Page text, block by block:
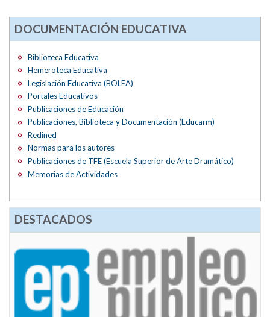
DOCUMENTACIÓN EDUCATIVA
Biblioteca Educativa
Hemeroteca Educativa
Legislación Educativa (BOLEA)
Portales Educativos
Publicaciones de Educación
Publicaciones, Biblioteca y Documentación (Educarm)
Redined
Normas para los autores
Publicaciones de TFE(Escuela Superior de Arte Dramático)
Memorias de Actividades
DESTACADOS